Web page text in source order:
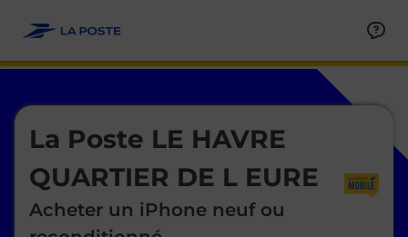
La Poste LE HAVRE
QUARTIER DE L EURE
Acheter un iPhone neuf ou
Le lien s'ouvre dans un nouvel onglet